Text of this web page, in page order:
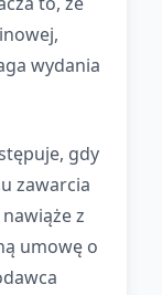
wydania
gdy
zawarcia
z
umowę o